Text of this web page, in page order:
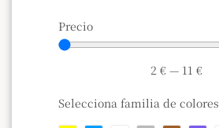
Precio
2 € — 11 €
Selecciona familia de colores